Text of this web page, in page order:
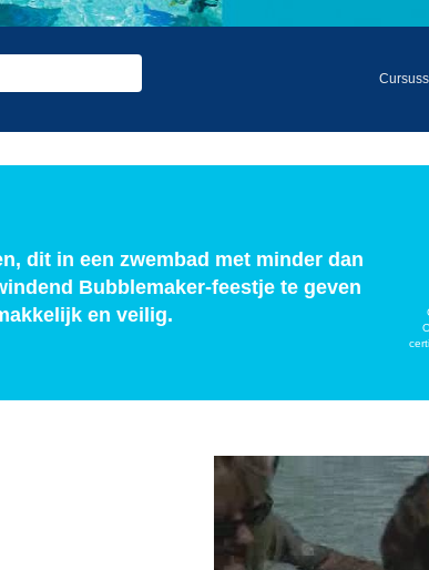
dit in een zwembad met minder dan
Bubblemaker-feestje te geven
en veilig.